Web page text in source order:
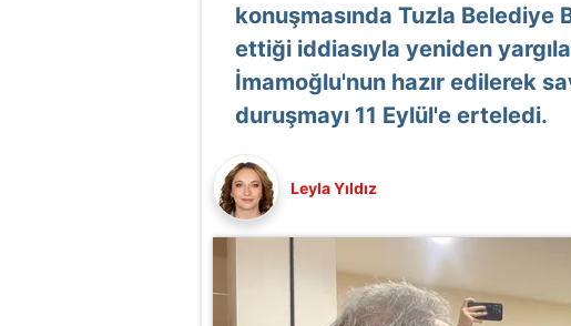
konuşmasında Tuzla Belediye
ettiği iddiasıyla yeniden
İmamoğlu'nun hazır edilerek
duruşmayı 11 Eylül'e erteledi.
Leyla Yıldız